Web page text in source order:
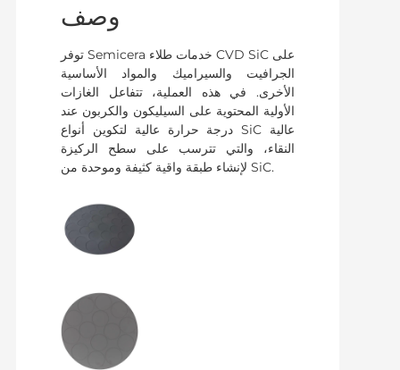
وصف
توفر Semicera خدمات طلاء CVD SiC على
الجرافيت والسيراميك والمواد الأساسية
الأخرى. في هذه العملية، تتفاعل الغازات
الأولية المحتوية على السيليكون والكربون عند
درجة حرارة عالية لتكوين أنواع SiC عالية
النقاء، والتي تترسب على سطح الركيزة
لإنشاء طبقة واقية كثيفة وموحدة من SiC.